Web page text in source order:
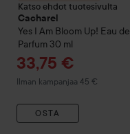
Katso ehdot tuotesivulta
Cacharel
Yes I Am Bloom Up! Eau de
Parfum 30 ml
Tarjoushinta
33,75 €
Ilman kampanjaa 45 €
OSTA